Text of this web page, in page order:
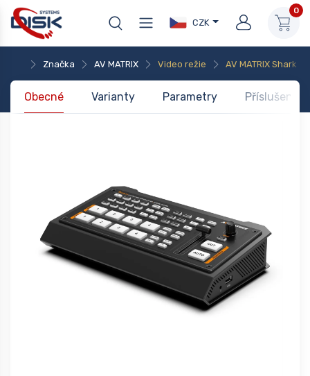
CZK
0
Značka AV MATRIX Video režie AV MATRIX Shark S4
Obecné Varianty Parametry